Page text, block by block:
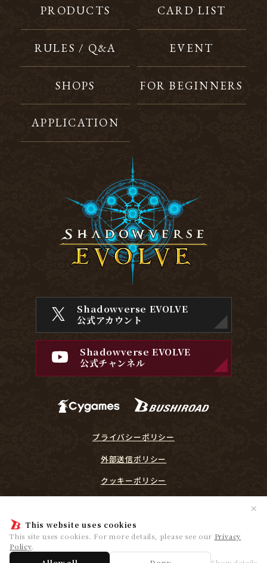
This website uses cookies
This site uses cookies. For more details, please see our Privacy
Policy.
✕
PRODUCTS CARD LIST
RULES / Q&A EVENT
SHOPS FOR BEGINNERS
APPLICATION
Shadowverse EVOLVE
公式アカウント
Shadowverse EVOLVE
公式チャンネル
プライバシーポリシー
外部送信ポリシー
クッキーポリシー
プレイヤーリスペクト宣言
© Cygames, Inc. ©Bushiroad